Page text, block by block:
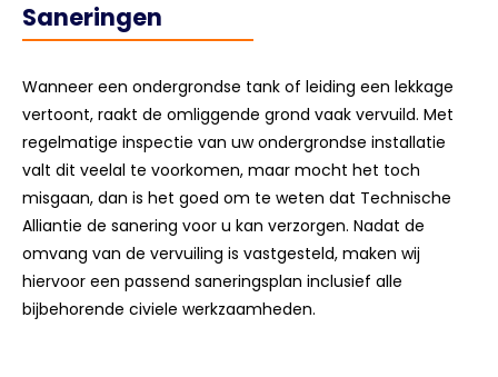
Saneringen
Wanneer een ondergrondse tank of leiding een lekkage
vertoont, raakt de omliggende grond vaak vervuild. Met
regelmatige inspectie van uw ondergrondse installatie
valt dit veelal te voorkomen, maar mocht het toch
misgaan, dan is het goed om te weten dat Technische
Alliantie de sanering voor u kan verzorgen. Nadat de
omvang van de vervuiling is vastgesteld, maken wij
hiervoor een passend saneringsplan inclusief alle
bijbehorende civiele werkzaamheden.